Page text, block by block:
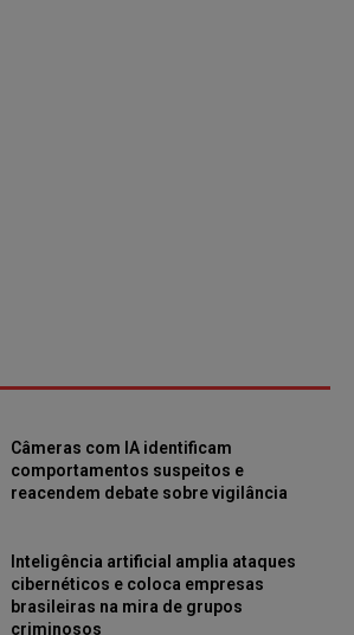
Câmeras com IA identificam
comportamentos suspeitos e
reacendem debate sobre vigilância
Inteligência artificial amplia ataques
cibernéticos e coloca empresas
brasileiras na mira de grupos
criminosos